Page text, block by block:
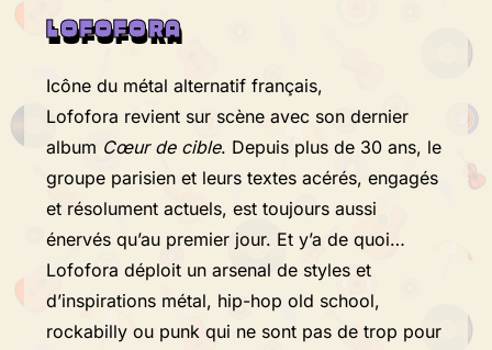
LOFOFORA
Icône du métal alternatif français,
Lofofora revient sur scène avec son dernier
album Cœur de cible. Depuis plus de 30 ans, le
groupe parisien et leurs textes acérés, engagés
et résolument actuels, est toujours aussi
énervés qu’au premier jour. Et y’a de quoi…
Lofofora déploit un arsenal de styles et
d’inspirations métal, hip-hop old school,
rockabilly ou punk qui ne sont pas de trop pour